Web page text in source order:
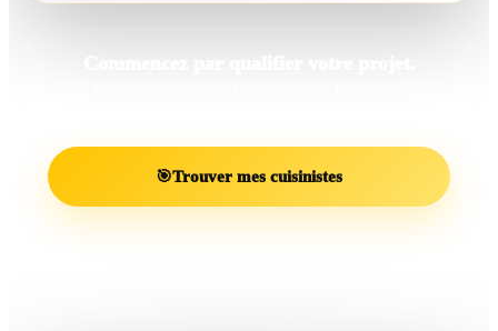
🎯Trouver mes cuisinistes